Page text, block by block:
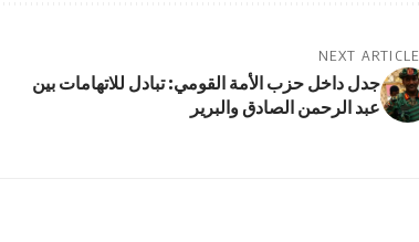
NEXT ARTICLE
جدل داخل حزب الأمة القومي: تبادل للاتهامات بين
عبد الرحمن الصادق والبرير